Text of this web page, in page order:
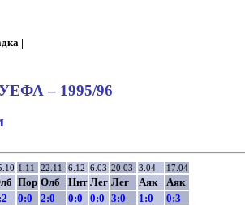
|
– 1995/96
1.11 22.11 6.12 6.03 20.03 3.04 17.04
Пор Олб Ннт Лег Лег Аяк
Аяк
0:0 2:0 0:0 0:0 3:0 1:0
0:3